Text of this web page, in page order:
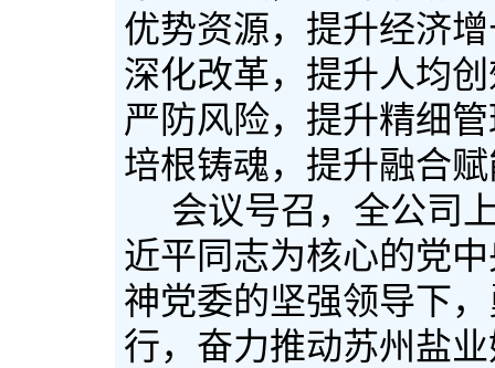
优势资源，提升经济
深化改革，提升人均
严防风险，提升精细
培根铸魂，提升融合
会议号召，全公司
近平同志为核心的党
神党委的坚强领导下
行，奋力推动苏州盐